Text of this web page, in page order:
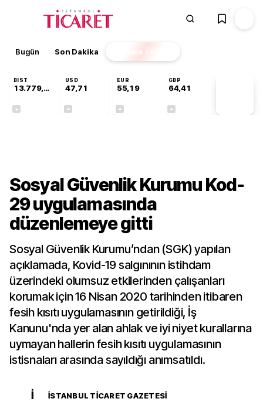
Bugün Son Dakika Finans EKSTRA
BIST
13.779,39
USD
47,71
EUR
55,19
GBP
64,41
Sosyal Güvenlik Kurumu Kod-
29 uygulamasında
düzenlemeye gitti
Sosyal Güvenlik Kurumu’ndan (SGK) yapılan
açıklamada, Kovid-19 salgınının istihdam
üzerindeki olumsuz etkilerinden çalışanları
korumak için 16 Nisan 2020 tarihinden itibaren
fesih kısıtı uygulamasının getirildiği, İş
Kanunu'nda yer alan ahlak ve iyi niyet kurallarına
uymayan hallerin fesih kısıtı uygulamasının
istisnaları arasında sayıldığı anımsatıldı.
İ İSTANBUL TICARET GAZETESI